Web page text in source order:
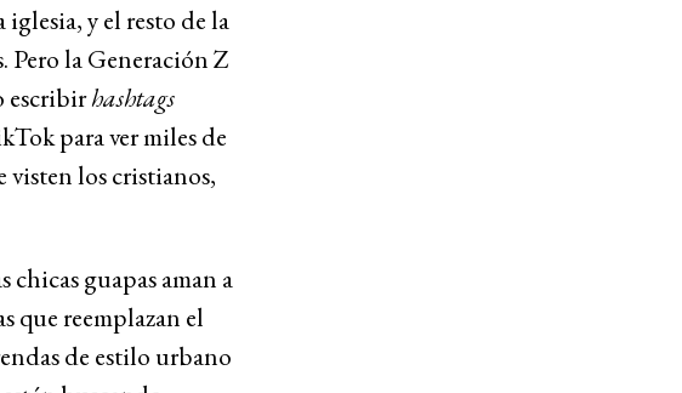
y el resto de la
Pero la Generación Z
escribirhashtags
para ver miles de
visten los cristianos,
chicas guapas aman a
que reemplazan el
de estilo urbano